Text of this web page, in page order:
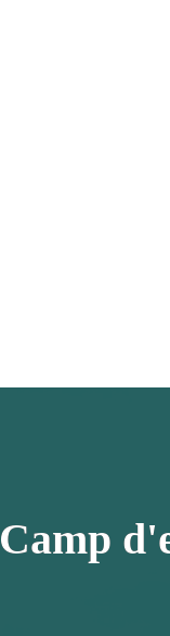
Camp